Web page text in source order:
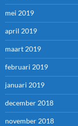
mei 2019
april 2019
maart 2019
februari 2019
januari 2019
december 2018
november 2018